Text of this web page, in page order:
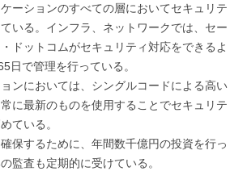
ーションのすべての層においてセキュリテ
いる。インフラ、ネットワークでは、セー
ドットコムがセキュリティ対応をできるよ
日で管理を行っている。
ンにおいては、シングルコードによる高い
に最新のものを使用することでセキュリテ
ている。
保するために、年間数千億円の投資を行っ
監査も定期的に受けている。